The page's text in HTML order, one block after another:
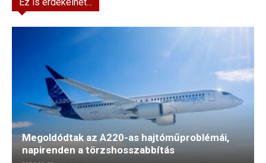
Megoldódtak az A220-as hajtóműproblémái,
napirenden a törzshosszabbítás